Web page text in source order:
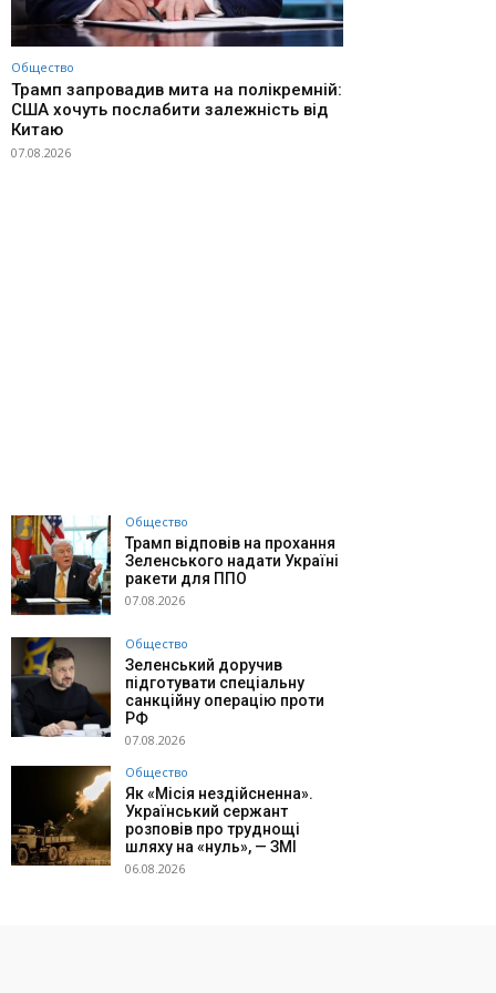
Общество
Трамп запровадив мита на полікремній:
США хочуть послабити залежність від
Китаю
07.08.2026
Общество
Трамп відповів на прохання
Зеленського надати Україні
ракети для ППО
07.08.2026
Общество
Зеленський доручив
підготувати спеціальну
санкційну операцію проти
РФ
07.08.2026
Общество
Як «Місія нездійсненна».
Український сержант
розповів про труднощі
шляху на «нуль», — ЗМІ
06.08.2026